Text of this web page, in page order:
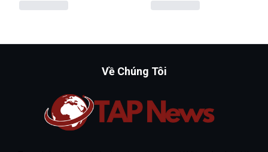
Về Chúng Tôi